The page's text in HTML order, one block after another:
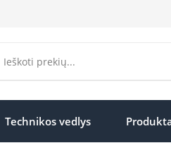
Technikos vedlys